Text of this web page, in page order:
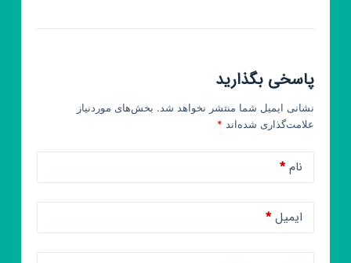
پاسخی بگذارید
نشانی ایمیل شما منتشر نخواهد شد. بخش‌های موردنیاز
علامت‌گذاری شده‌اند *
نام*
ایمیل*